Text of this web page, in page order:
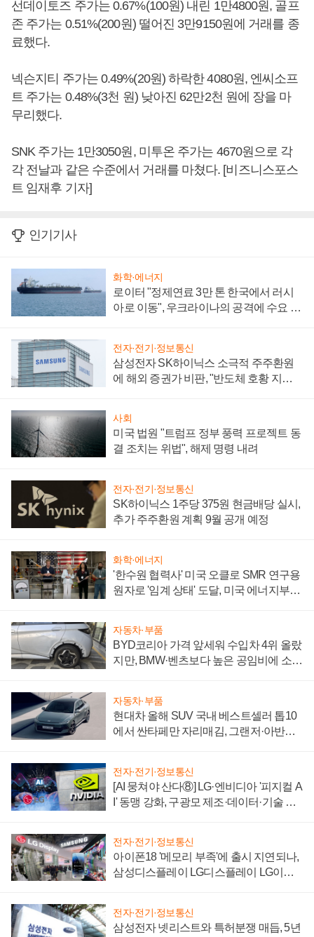
선데이토즈 주가는 0.67%(100원) 내린 1만4800원, 골프
존 주가는 0.51%(200원) 떨어진 3만9150원에 거래를 종
료했다.
넥슨지티 주가는 0.49%(20원) 하락한 4080원, 엔씨소프
트 주가는 0.48%(3천 원) 낮아진 62만2천 원에 장을 마
무리했다.
SNK 주가는 1만3050원, 미투온 주가는 4670원으로 각
각 전날과 같은 수준에서 거래를 마쳤다. [비즈니스포스
트 임재후 기자]
인기기사
화학·에너지
로이터 "정제연료 3만 톤 한국에서 러시
아로 이동", 우크라이나의 공격에 수요 늘
전자·전기·정보통신
삼성전자 SK하이닉스 소극적 주주환원
에 해외 증권가 비판, "반도체 호황 지속
사회
미국 법원 "트럼프 정부 풍력 프로젝트 동
결 조치는 위법", 해제 명령 내려
전자·전기·정보통신
SK하이닉스 1주당 375원 현금배당 실시,
추가 주주환원 계획 9월 공개 예정
화학·에너지
'한수원 협력사' 미국 오클로 SMR 연구용
원자로 '임계 상태' 도달, 미국 에너지부
자동차·부품
BYD코리아 가격 앞세워 수입차 4위 올랐
지만, BMW·벤츠보다 높은 공임비에 소비
자동차·부품
현대차 올해 SUV 국내 베스트셀러 톱10
에서 싼타페만 자리매김, 그랜저·아반떼
전자·전기·정보통신
[AI 뭉쳐야 산다⑧] LG·엔비디아 '피지컬 A
I' 동맹 강화, 구광모 제조·데이터·기술 결
전자·전기·정보통신
아이폰18 '메모리 부족'에 출시 지연되나,
삼성디스플레이 LG디스플레이 LG이노
전자·전기·정보통신
삼성전자 넷리스트와 특허분쟁 매듭, 5년